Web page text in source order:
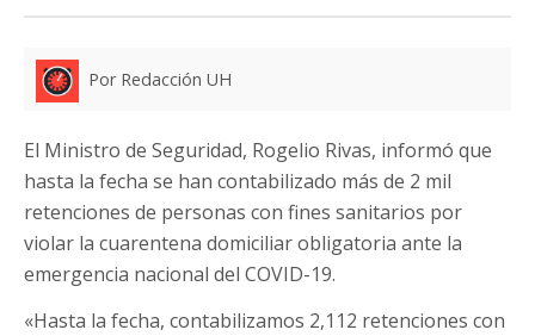
Por Redacción UH
El Ministro de Seguridad, Rogelio Rivas, informó que
hasta la fecha se han contabilizado más de 2 mil
retenciones de personas con fines sanitarios por
violar la cuarentena domiciliar obligatoria ante la
emergencia nacional del COVID-19.
«Hasta la fecha, contabilizamos 2,112 retenciones con